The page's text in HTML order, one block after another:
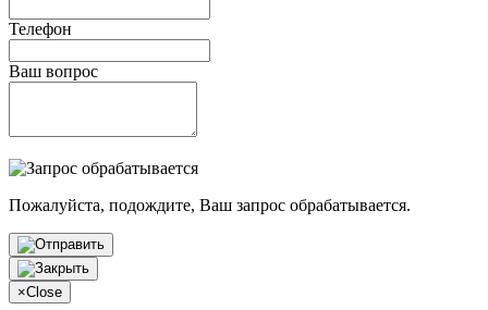
Телефон
Ваш вопрос
Пожалуйста, подождите, Ваш запрос обрабатывается.
×Close